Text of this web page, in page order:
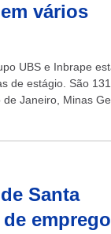
vários
UBS e Inbrape
de estágio. São 131
Janeiro, Minas
Santa
emprego